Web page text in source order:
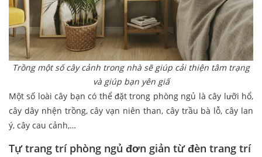
Trồng một số cây cảnh trong nhà sẽ giúp cải thiện tâm trạng
và giúp bạn yên giấ
Một số loài cây bạn có thể đặt trong phòng ngủ là cây lưỡi hổ,
cây dây nhện trồng, cây vạn niên than, cây trầu bà lỗ, cây lan
ý, cây cau cảnh,…
Tự trang trí phòng ngủ đơn giản từ đèn trang trí